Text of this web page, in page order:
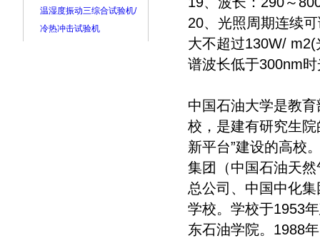
温湿度振动三综合试验机/
冷热冲击试验机
20、光照周期连续
大不超过130W/
谱波长低于300nm
中国石油大学是教
校，是建有研究生
新平台”建设的高校
集团（中国石油天
总公司、中国中化
学校。学校于1953
东石油学院。1988